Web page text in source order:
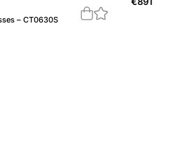
– CT0630S